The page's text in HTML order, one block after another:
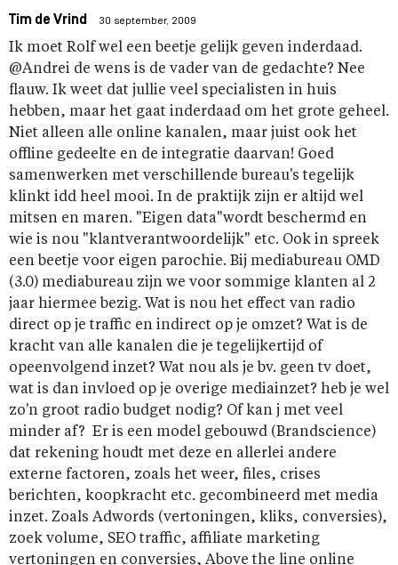
Tim de Vrind 30 september, 2009
Ik moet Rolf wel een beetje gelijk geven inderdaad.
@Andrei de wens is de vader van de gedachte? Nee
flauw. Ik weet dat jullie veel specialisten in huis
hebben, maar het gaat inderdaad om het grote geheel.
Niet alleen alle online kanalen, maar juist ook het
offline gedeelte en de integratie daarvan! Goed
samenwerken met verschillende bureau's tegelijk
klinkt idd heel mooi. In de praktijk zijn er altijd wel
mitsen en maren. "Eigen data"wordt beschermd en
wie is nou "klantverantwoordelijk" etc. Ook in spreek
een beetje voor eigen parochie. Bij mediabureau OMD
(3.0) mediabureau zijn we voor sommige klanten al 2
jaar hiermee bezig. Wat is nou het effect van radio
direct op je traffic en indirect op je omzet? Wat is de
kracht van alle kanalen die je tegelijkertijd of
opeenvolgend inzet? Wat nou als je bv. geen tv doet,
wat is dan invloed op je overige mediainzet? heb je wel
zo'n groot radio budget nodig? Of kan j met veel
minder af? Er is een model gebouwd (Brandscience)
dat rekening houdt met deze en allerlei andere
externe factoren, zoals het weer, files, crises
berichten, koopkracht etc. gecombineerd met media
inzet. Zoals Adwords (vertoningen, kliks, conversies),
zoek volume, SEO traffic, affiliate marketing
vertoningen en conversies, Above the line online